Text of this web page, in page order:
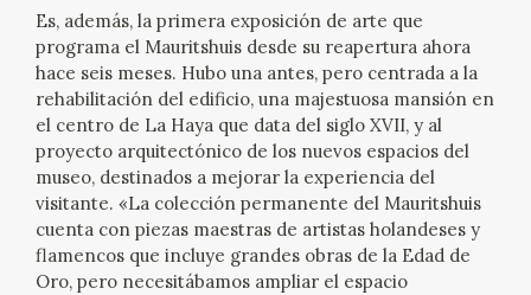
PREMIO ARAGÓN GOYA
EDICIONES
PUBLICACIONES
TIENDA
TIENDA ONLINE
Es, además, la primera exposición de arte que
programa el Mauritshuis desde su reapertura ahora
hace seis meses. Hubo una antes, pero centrada a la
rehabilitación del edificio, una majestuosa mansión en
el centro de La Haya que data del siglo XVII, y al
proyecto arquitectónico de los nuevos espacios del
museo, destinados a mejorar la experiencia del
visitante. «La colección permanente del Mauritshuis
cuenta con piezas maestras de artistas holandeses y
flamencos que incluye grandes obras de la Edad de
Oro, pero necesitábamos ampliar el espacio